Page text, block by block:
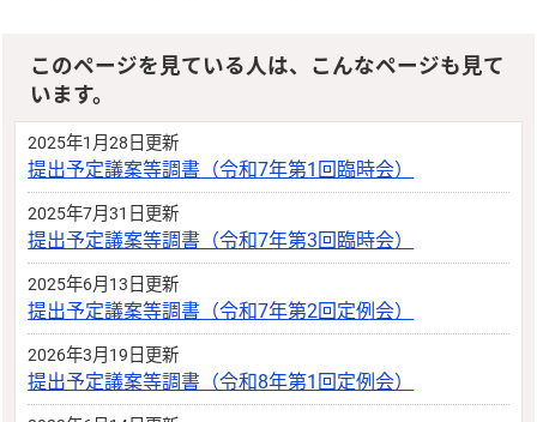
このページを見ている人は、こんなページも見て
います。
2025年1月28日更新
提出予定議案等調書（令和7年第1回臨時会）
2025年7月31日更新
提出予定議案等調書（令和7年第3回臨時会）
2025年6月13日更新
提出予定議案等調書（令和7年第2回定例会）
2026年3月19日更新
提出予定議案等調書（令和8年第1回定例会）